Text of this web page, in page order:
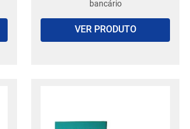
bancário
VER PRODUTO